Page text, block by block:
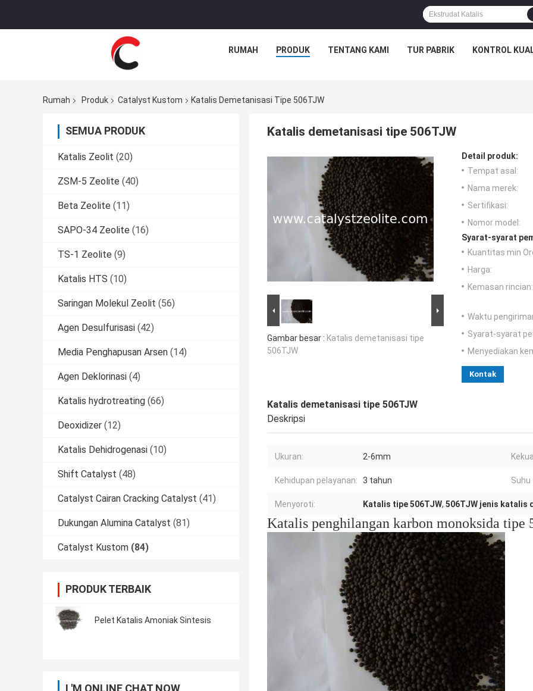
RUMAH PRODUK TENTANG KAMI TUR PABRIK KONTROL
Rumah Produk Catalyst Kustom Katalis Demetanisasi Tipe 506TJW
SEMUA PRODUK
Katalis Zeolit (20)
ZSM-5 Zeolite (40)
Beta Zeolite (11)
SAPO-34 Zeolite (16)
TS-1 Zeolite (9)
Katalis HTS (10)
Saringan Molekul Zeolit (56)
Agen Desulfurisasi (42)
Media Penghapusan Arsen (14)
Agen Deklorinasi (4)
Katalis hydrotreating (66)
Deoxidizer (12)
Katalis Dehidrogenasi (10)
Shift Catalyst (48)
Catalyst Cairan Cracking Catalyst (41)
Dukungan Alumina Catalyst (81)
Catalyst Kustom (84)
PRODUK TERBAIK
Pelet Katalis Amoniak Sintesis
I 'M ONLINE CHAT NOW
Katalis demetanisasi tipe 506TJW
Gambar besar : Katalis demetanisasi tipe
506TJW
Detail produk:
Tempat asal:
Nama merek:
Sertifikasi:
Nomor model:
Syarat-syarat
Kuantitas min
Harga:
Kemasan rincian:
Waktu
Syarat-syarat
Menyediakan
Kontak
Katalis demetanisasi tipe 506TJW
Deskripsi
Ukuran: 2-6mm
Kehidupan pelayanan: 3 tahun Suhu
Menyoroti: Katalis tipe 506TJW, 506TJW jenis katalis
Katalis penghilangan karbon monoksida tipe